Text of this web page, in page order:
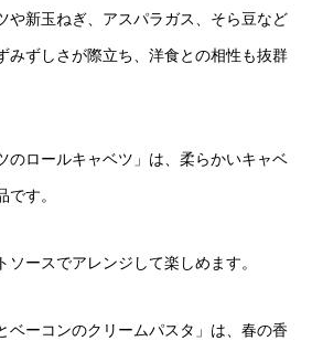
や新玉ねぎ、アスパラガス、そら豆など
みずしさが際立ち、洋食との相性も抜群
のロールキャベツ」は、柔らかいキャベ
す。
ソースでアレンジして楽しめます。
ベーコンのクリームパスタ」は、春の香